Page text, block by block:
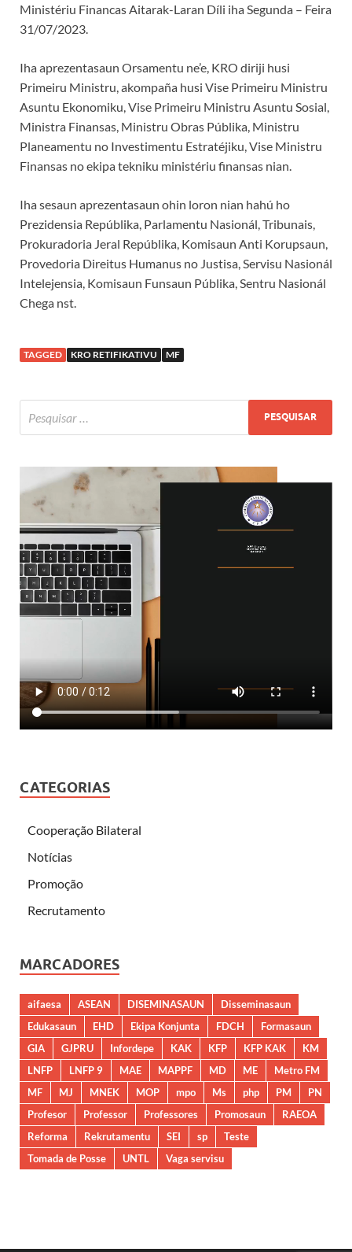
Ministériu Financas Aitarak-Laran Díli iha Segunda – Feira
31/07/2023.
Iha aprezentasaun Orsamentu ne’e, KRO diriji husi
Primeiru Ministru, akompaña husi Vise Primeiru Ministru
Asuntu Ekonomiku, Vise Primeiru Ministru Asuntu Sosial,
Ministra Finansas, Ministru Obras Públika, Ministru
Planeamentu no Investimentu Estratéjiku, Vise Ministru
Finansas no ekipa tekniku ministériu finansas nian.
Iha sesaun aprezentasaun ohin loron nian hahú ho
Prezidensia Repúblika, Parlamentu Nasionál, Tribunais,
Prokuradoria Jeral Repúblika, Komisaun Anti Korupsaun,
Provedoria Direitus Humanus no Justisa, Servisu Nasionál
Intelejensia, Komisaun Funsaun Públika, Sentru Nasionál
Chega nst.
TAGGED KRO RETIFIKATIVU MF
CATEGORIAS
Cooperação Bilateral
Notícias
Promoção
Recrutamento
MARCADORES
aifaesa ASEAN DISEMINASAUN
Disseminasaun
Edukasaun
EHD Ekipa Konjunta FDCH
Formasaun
GIA
GJPRU Infordepe KAK KFP KFP KAK
KM
LNFP
LNFP 9 MAE MAPPF MD ME
Metro FM
MF
MJ MNEK MOP mpo Ms php PM
PN
Profesor
Professor Professores Promosaun
RAEOA
Reforma
Rekrutamentu SEI sp
Teste
Tomada de Posse
UNTL Vaga servisu